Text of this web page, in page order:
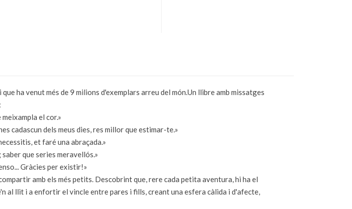
ha venut més de 9 milions d'exemplars arreu del món.Un llibre amb missatges
el cor.»
cadascun dels meus dies, res millor que estimar-te.»
et faré una abraçada.»
que series meravellós.»
Gràcies per existir!»
amb els més petits. Descobrint que, rere cada petita aventura, hi ha el
al llit i a enfortir el vincle entre pares i fills, creant una esfera càlida i d'afecte,